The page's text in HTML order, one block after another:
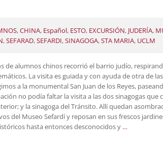
,CHINA, Español, ESTO, EXCURSIÓN, JUDERÍA,
,SEFARAD,SEFARDI,SINAGOGA,STA MARIA, UCLM
de alumnos chinos recorrió el barrio judío,
La visita es guiada y con ayuda de otra de
a la monumental San Juan de los Reyes,
no podía faltar la visita a las dos sinagogas
y la sinagoga del Tránsito. Allí quedan
del Museo Sefardí y reposan en sus frescos
hasta entonces desconocidos y …